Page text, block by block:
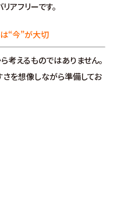
アフリーです。
“今”が大切
考えるものではありません。
を想像しながら準備してお